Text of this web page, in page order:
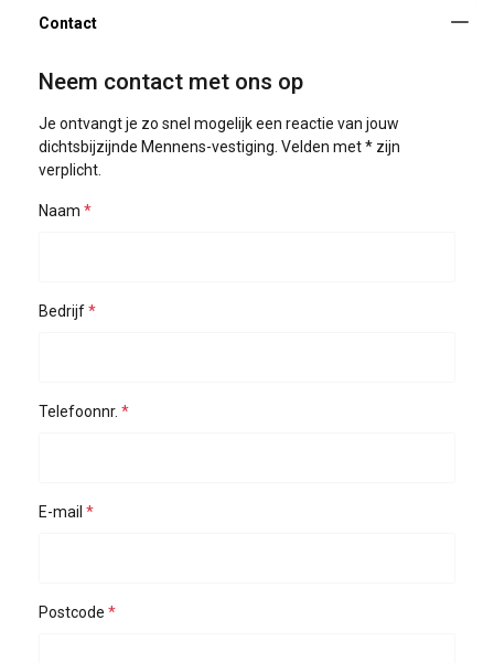
Neem contact met ons op
Je ontvangt je zo snel mogelijk een reactie van jouw
dichtsbijzijnde Mennens-vestiging. Velden met * zijn
verplicht.
Naam
Bedrijf
Telefoonnr.
E-mail
Postcode